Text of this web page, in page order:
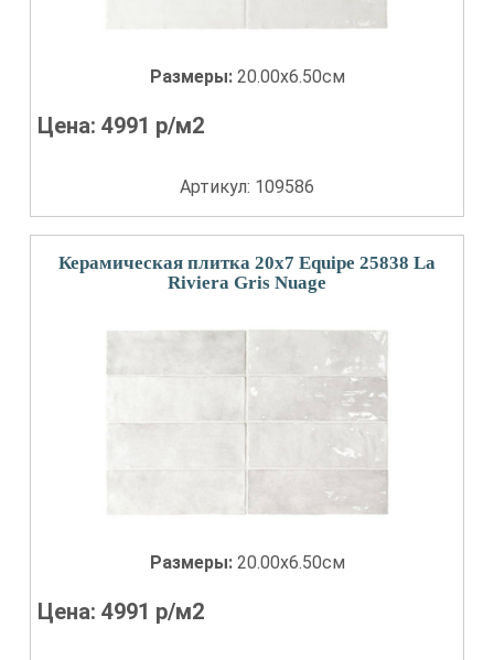
Размеры: 20.00x6.50см
Цена:4991 р/м2
Артикул: 109586
Керамическая плитка 20x7 Equipe 25838 La
Riviera Gris Nuage
Размеры: 20.00x6.50см
Цена:4991 р/м2